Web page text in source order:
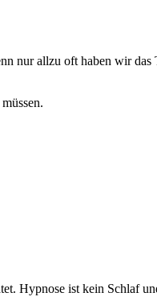
nur allzu oft haben wir
Hypnose ist kein Schlaf